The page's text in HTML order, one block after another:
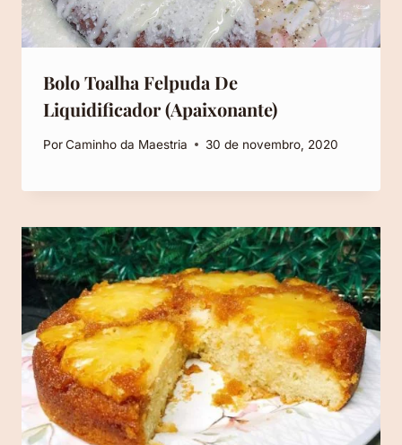
Bolo Toalha Felpuda De
Liquidificador (Apaixonante)
PorCaminho da Maestria 30 de novembro, 2020